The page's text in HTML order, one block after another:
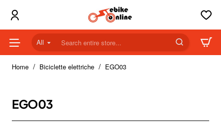
All
Search
entire
store...
Home homeBiciclette elettriche EGO03
EGO03